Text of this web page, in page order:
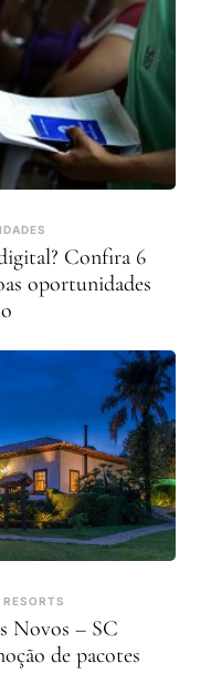
Confira 6
oportunidades
Novos – SC
de pacotes